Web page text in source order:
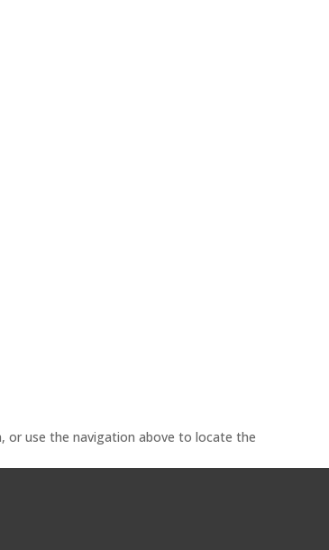
or use the navigation above to locate the